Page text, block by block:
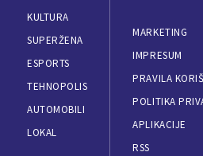
KULTURA
SUPERŽENA
ESPORTS
TEHNOPOLIS
AUTOMOBILI
LOKAL
MARKETING
IMPRESUM
PRAVILA
POLITIKA
APLIKACIJE
RSS